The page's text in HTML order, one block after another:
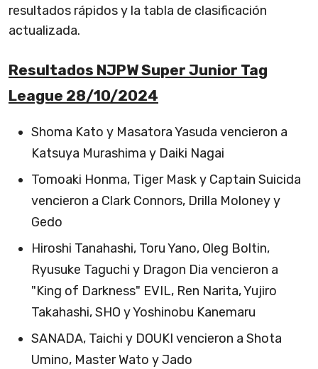
resultados rápidos y la tabla de clasificación
actualizada.
Resultados NJPW Super Junior Tag
League 28/10/2024
Shoma Kato y Masatora Yasuda vencieron a
Katsuya Murashima y Daiki Nagai
Tomoaki Honma, Tiger Mask y Captain Suicida
vencieron a Clark Connors, Drilla Moloney y
Gedo
Hiroshi Tanahashi, Toru Yano, Oleg Boltin,
Ryusuke Taguchi y Dragon Dia vencieron a
"King of Darkness" EVIL, Ren Narita, Yujiro
Takahashi, SHO y Yoshinobu Kanemaru
SANADA, Taichi y DOUKI vencieron a Shota
Umino, Master Wato y Jado